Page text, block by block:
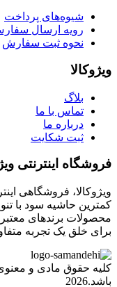
شیوه‌های پرداخت
رویه ارسال
نحوه ثبت سفارش
ویژوکالا
بلاگ
تماس با ما
درباره ما
ثبت شکایت
فروشگاه اینترنتی
ویژوکالا، فروشگاهی
کمترین حاشیه سود با
محصولات برندهای
برای خلق یک تجربه
کلیه حقوق مادی و
باشد.2026